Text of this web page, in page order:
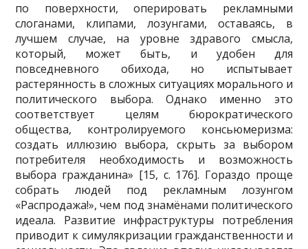
по поверхности, оперировать рекламными
слоганами, клипами, лозунгами, оставаясь, в
лучшем случае, на уровне здравого смысла,
который, может быть, и удобен для
повседневного обихода, но испытывает
растерянность в сложных ситуациях морального и
политического выбора. Однако именно это
соответствует целям бюрократического
общества, контролируемого консьюмеризма:
создать иллюзию выбора, скрыть за выбором
потребителя необходимость и возможность
выбора гражданина» [15, с. 176]. Гораздо проще
собрать людей под рекламным лозунгом
«Распродажа!», чем под знамёнами политического
идеала. Развитие инфраструктуры потребления
приводит к симулякризации гражданственности и